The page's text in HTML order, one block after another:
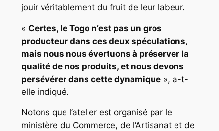
jouir véritablement du fruit de leur labeur.
« Certes, le Togo n’est pas un gros
producteur dans ces deux spéculations,
mais nous nous évertuons à préserver la
qualité de nos produits, et nous devons
persévérer dans cette dynamique», a-t-
elle indiqué.
Notons que l’atelier est organisé par le
ministère du Commerce, de l’Artisanat et de